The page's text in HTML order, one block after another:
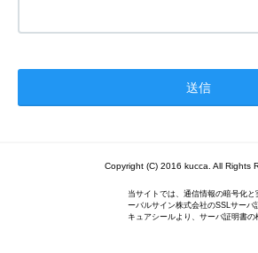
Copyright (C) 2016 kucca. All Rights
当サイトでは、通信情報の暗号化
ーバルサイン株式会社のSSLサーバ
キュアシールより、サーバ証明書の